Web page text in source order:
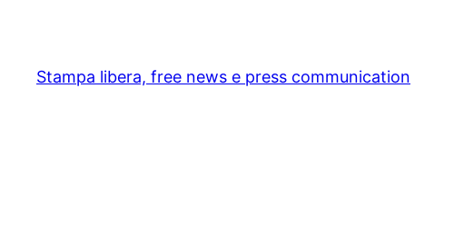
content
Stampa libera, free news e press communication